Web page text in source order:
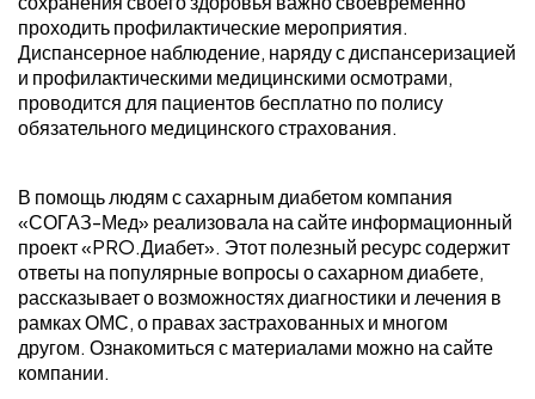
проходить профилактические мероприятия.
Диспансерное наблюдение, наряду с диспансеризацией
и профилактическими медицинскими осмотрами,
проводится для пациентов бесплатно по полису
обязательного медицинского страхования.
В помощь людям с сахарным диабетом компания
«СОГАЗ-Мед» реализовала на сайте информационный
проект «PRO.Диабет». Этот полезный ресурс содержит
ответы на популярные вопросы о сахарном диабете,
рассказывает о возможностях диагностики и лечения в
рамках ОМС, о правах застрахованных и многом
другом. Ознакомиться с материалами можно на сайте
компании.